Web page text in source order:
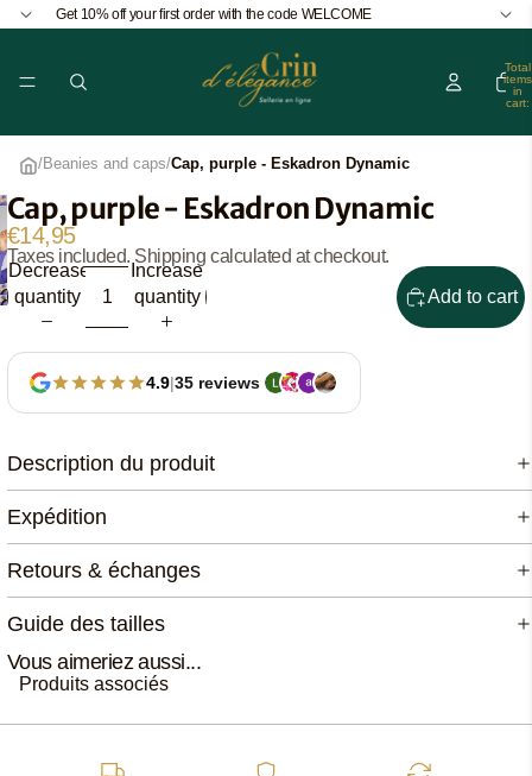
Get 10% off your first order with the code WELCOME
Total
items
in
cart:
/Beanies and caps/Cap, purple - Eskadron Dynamic
Open
image
screen
Open
in
screen
Cap, purple - Eskadron Dynamic
€14,95
Taxes included. Shipping calculated at checkout.
Decrease
quantity
Increase
quantity
Add to cart
4.9|35 reviews
Description du produit
Expédition
Retours & échanges
Guide des tailles
Vous aimeriez aussi...
Produits associés